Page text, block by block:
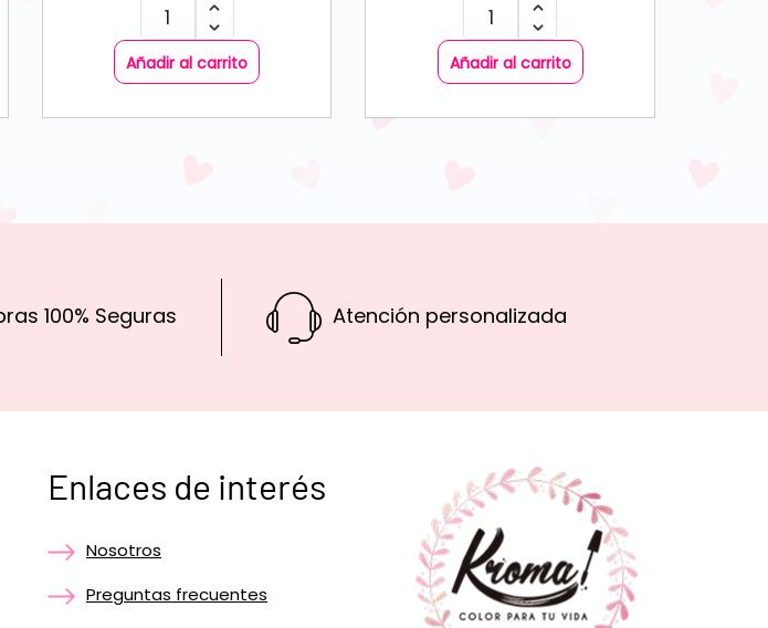
Añadir al carrito Añadir al carrito
100% Seguras Atención personalizada
Enlaces de interés
Nosotros
Preguntas frecuentes